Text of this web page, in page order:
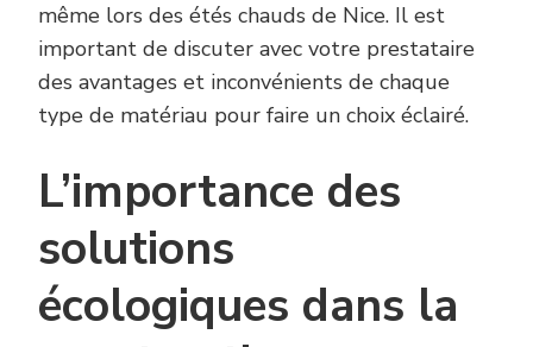
même lors des étés chauds de Nice. Il est
important de discuter avec votre prestataire
des avantages et inconvénients de chaque
type de matériau pour faire un choix éclairé.
L’importance des
solutions
écologiques dans la